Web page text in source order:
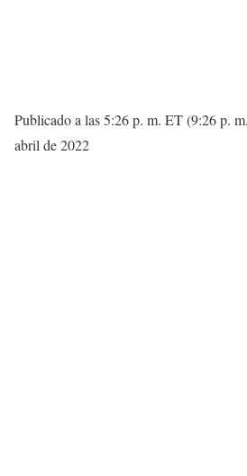
Publicado a las 5:26 p. m. ET (9:26 p.
abril de 2022